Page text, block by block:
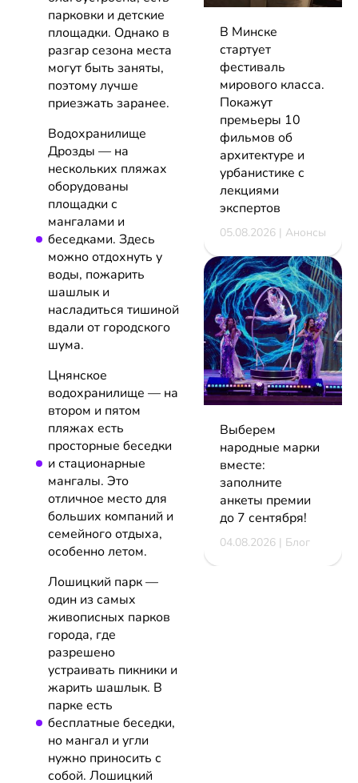
парковки и детские
площадки. Однако в
разгар сезона места
могут быть заняты,
поэтому лучше
приезжать заранее.
Водохранилище
Дрозды — на
нескольких пляжах
оборудованы
площадки с
мангалами и
беседками. Здесь
можно отдохнуть у
воды, пожарить
шашлык и
насладиться тишиной
вдали от городского
шума.
Цнянское
водохранилище — на
втором и пятом
пляжах есть
просторные беседки
и стационарные
мангалы. Это
отличное место для
больших компаний и
семейного отдыха,
особенно летом.
Лошицкий парк —
один из самых
живописных парков
города, где
разрешено
устраивать пикники и
жарить шашлык. В
парке есть
бесплатные беседки,
но мангал и угли
нужно приносить с
собой. Лошицкий
В Минске
стартует
фестиваль
мирового класса.
Покажут
премьеры 10
фильмов об
архитектуре и
урбанистике с
лекциями
экспертов
05.08.2026 | Анонсы
Выберем
народные марки
вместе:
заполните
анкеты премии
до 7 сентября!
04.08.2026 | Блог